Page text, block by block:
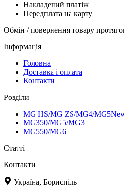
Накладений платіж
Передплата на карту
Обмін / повернення товару
Інформація
Головна
Доставка і оплата
Контакти
Розділи
MG HS/MG ZS/MG4/
MG350/MG5/MG3
MG550/MG6
Статті
Контакти
Україна, Бориспіль